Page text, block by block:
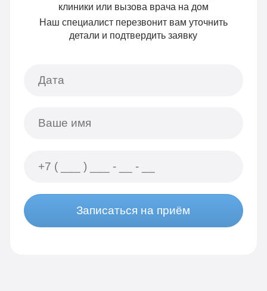
клиники или вызова врача на дом
Наш специалист перезвонит вам уточнить
детали и подтвердить заявку
Записаться на приём